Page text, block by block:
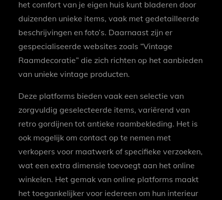
het comfort van je eigen huis kunt bladeren door
duizenden unieke items, vaak met gedetailleerde
beschrijvingen en foto’s. Daarnaast zijn er
gespecialiseerde websites zoals “Vintage
Raamdecoratie” die zich richten op het aanbieden
van unieke vintage producten.
Deze platforms bieden vaak een selectie van
zorgvuldig geselecteerde items, variërend van
retro gordijnen tot antieke raambekleding. Het is
ook mogelijk om contact op te nemen met
verkopers voor maatwerk of specifieke verzoeken,
wat een extra dimensie toevoegt aan het online
winkelen. Het gemak van online platforms maakt
het toegankelijker voor iedereen om hun interieur